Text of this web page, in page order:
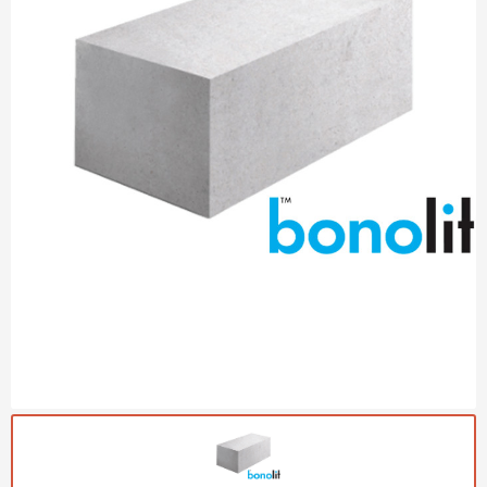
Газобетон (ЕвроАэроБетон)
ПЕРЕЙТИ
Газобетон Могилевский КСИ
Газосиликат
Газобетон Poritep
Газобетон ВКБлок